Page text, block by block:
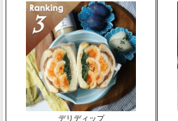
デリディップ